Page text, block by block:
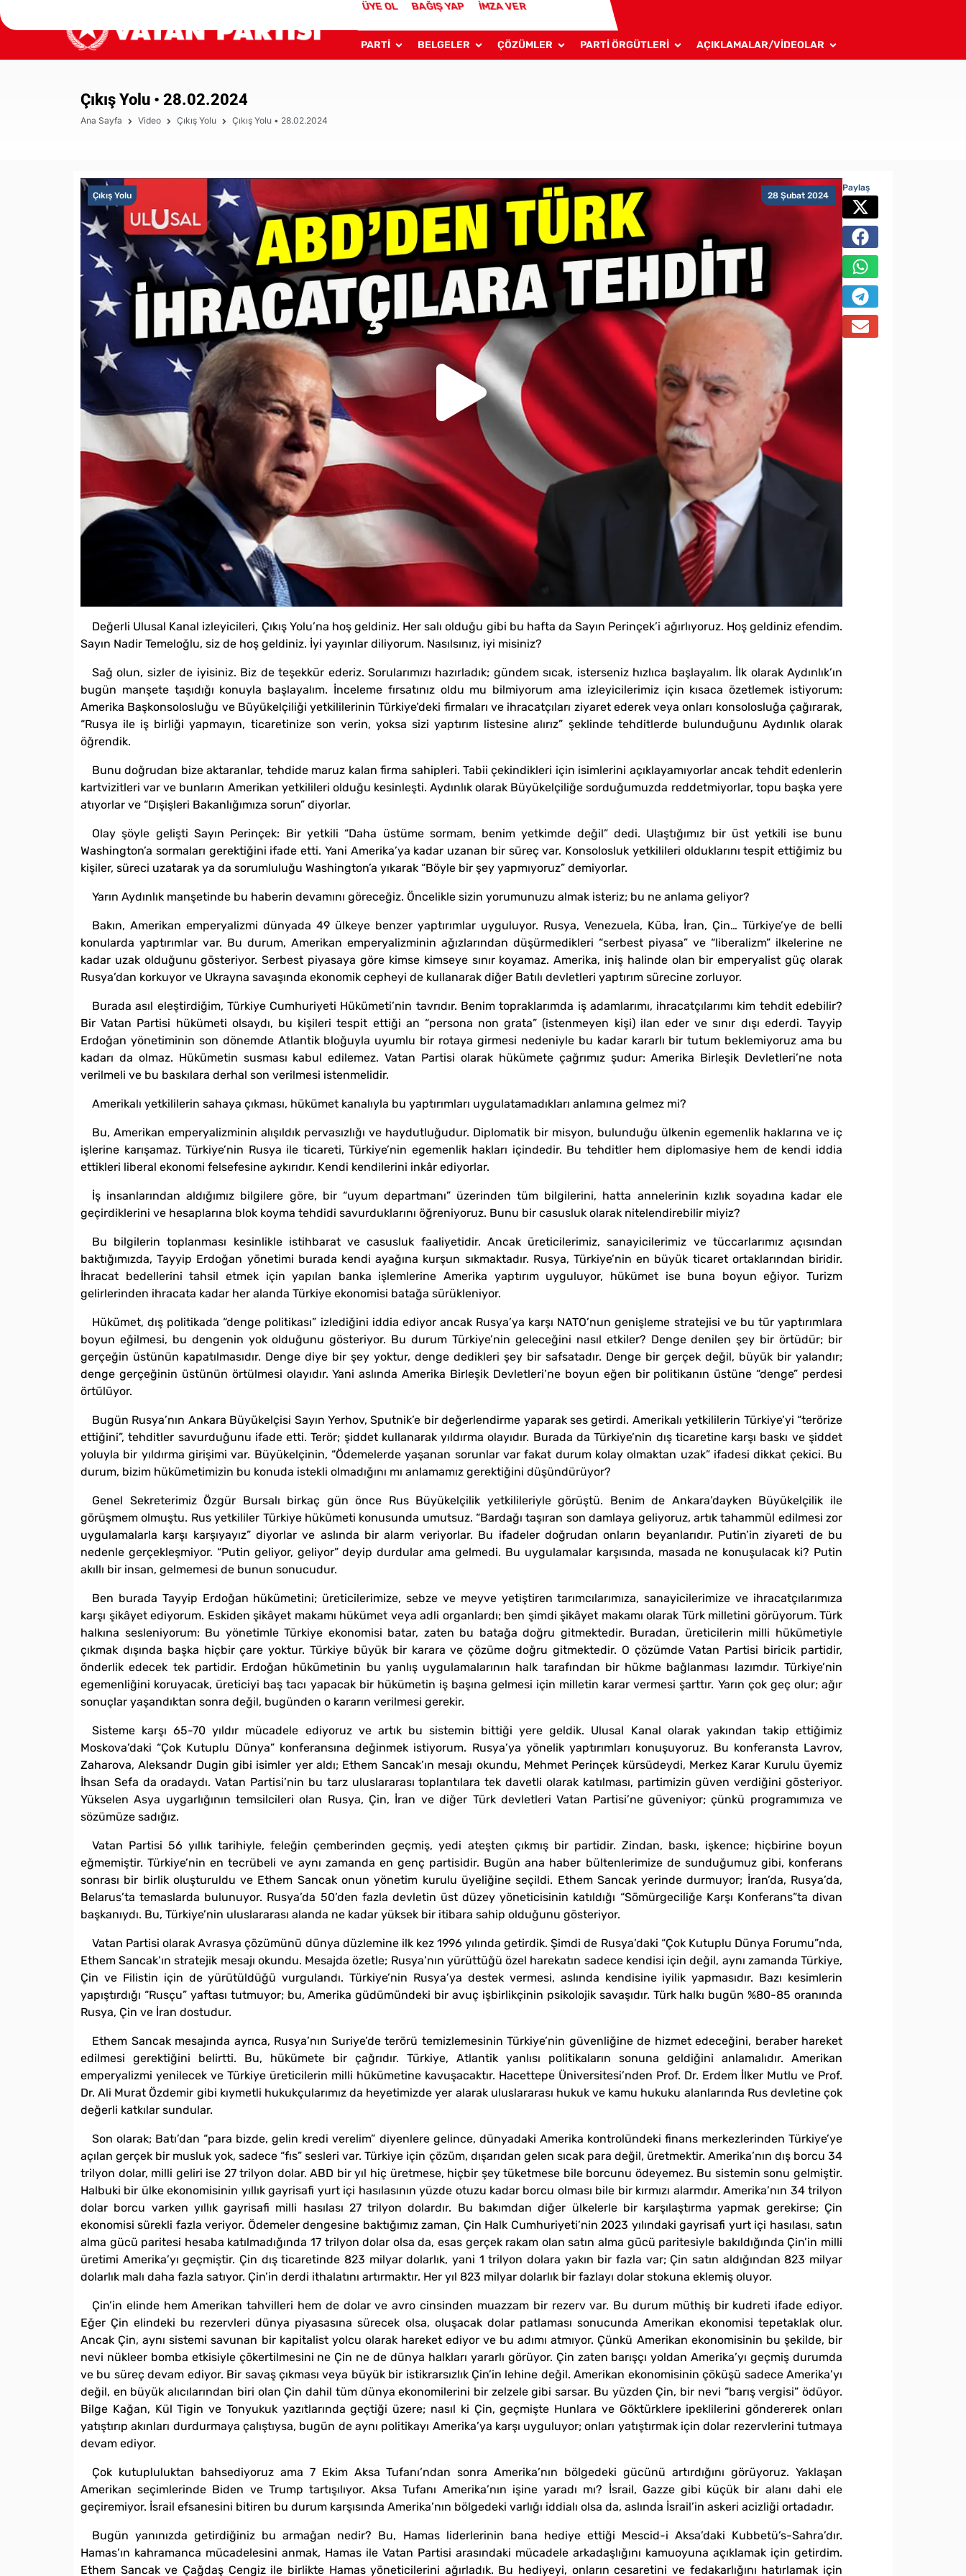
ÜYE OL BAĞIŞ YAP İMZA VER
PARTİ BELGELER ÇÖZÜMLER PARTİ ÖRGÜTLERİ AÇIKLAMALAR/VİDEOLAR
Çıkış Yolu • 28.02.2024
Ana Sayfa Video Çıkış Yolu Çıkış Yolu • 28.02.2024
28 Şubat 2024
Çıkış Yolu
Değerli Ulusal Kanal izleyicileri, Çıkış Yolu’na hoş geldiniz. Her salı olduğu gibi bu hafta da Sayın Perinçek’i ağırlıyoruz. Hoş geldiniz efendim.
Sayın Nadir Temeloğlu, siz de hoş geldiniz. İyi yayınlar diliyorum. Nasılsınız, iyi misiniz?
Sağ olun, sizler de iyisiniz. Biz de teşekkür ederiz. Sorularımızı hazırladık; gündem sıcak, isterseniz hızlıca başlayalım. İlk olarak Aydınlık’ın
bugün manşete taşıdığı konuyla başlayalım. İnceleme fırsatınız oldu mu bilmiyorum ama izleyicilerimiz için kısaca özetlemek istiyorum:
Amerika Başkonsolosluğu ve Büyükelçiliği yetkililerinin Türkiye’deki firmaları ve ihracatçıları ziyaret ederek veya onları konsolosluğa çağırarak,
“Rusya ile iş birliği yapmayın, ticaretinize son verin, yoksa sizi yaptırım listesine alırız” şeklinde tehditlerde bulunduğunu Aydınlık olarak
öğrendik.
Bunu doğrudan bize aktaranlar, tehdide maruz kalan firma sahipleri. Tabii çekindikleri için isimlerini açıklayamıyorlar ancak tehdit edenlerin
kartvizitleri var ve bunların Amerikan yetkilileri olduğu kesinleşti. Aydınlık olarak Büyükelçiliğe sorduğumuzda reddetmiyorlar, topu başka yere
atıyorlar ve “Dışişleri Bakanlığımıza sorun” diyorlar.
Olay şöyle gelişti Sayın Perinçek: Bir yetkili “Daha üstüme sormam, benim yetkimde değil” dedi. Ulaştığımız bir üst yetkili ise bunu
Washington’a sormaları gerektiğini ifade etti. Yani Amerika’ya kadar uzanan bir süreç var. Konsolosluk yetkilileri olduklarını tespit ettiğimiz bu
kişiler, süreci uzatarak ya da sorumluluğu Washington’a yıkarak “Böyle bir şey yapmıyoruz” demiyorlar.
Yarın Aydınlık manşetinde bu haberin devamını göreceğiz. Öncelikle sizin yorumunuzu almak isteriz; bu ne anlama geliyor?
Bakın, Amerikan emperyalizmi dünyada 49 ülkeye benzer yaptırımlar uyguluyor. Rusya, Venezuela, Küba, İran, Çin… Türkiye’ye de belli
konularda yaptırımlar var. Bu durum, Amerikan emperyalizminin ağızlarından düşürmedikleri “serbest piyasa” ve “liberalizm” ilkelerine ne
kadar uzak olduğunu gösteriyor. Serbest piyasaya göre kimse kimseye sınır koyamaz. Amerika, iniş halinde olan bir emperyalist güç olarak
Rusya’dan korkuyor ve Ukrayna savaşında ekonomik cepheyi de kullanarak diğer Batılı devletleri yaptırım sürecine zorluyor.
Burada asıl eleştirdiğim, Türkiye Cumhuriyeti Hükümeti’nin tavrıdır. Benim topraklarımda iş adamlarımı, ihracatçılarımı kim tehdit edebilir?
Bir Vatan Partisi hükümeti olsaydı, bu kişileri tespit ettiği an “persona non grata” (istenmeyen kişi) ilan eder ve sınır dışı ederdi. Tayyip
Erdoğan yönetiminin son dönemde Atlantik bloğuyla uyumlu bir rotaya girmesi nedeniyle bu kadar kararlı bir tutum beklemiyoruz ama bu
kadarı da olmaz. Hükümetin susması kabul edilemez. Vatan Partisi olarak hükümete çağrımız şudur: Amerika Birleşik Devletleri’ne nota
verilmeli ve bu baskılara derhal son verilmesi istenmelidir.
Amerikalı yetkililerin sahaya çıkması, hükümet kanalıyla bu yaptırımları uygulatamadıkları anlamına gelmez mi?
Bu, Amerikan emperyalizminin alışıldık pervasızlığı ve haydutluğudur. Diplomatik bir misyon, bulunduğu ülkenin egemenlik haklarına ve iç
işlerine karışamaz. Türkiye’nin Rusya ile ticareti, Türkiye’nin egemenlik hakları içindedir. Bu tehditler hem diplomasiye hem de kendi iddia
ettikleri liberal ekonomi felsefesine aykırıdır. Kendi kendilerini inkâr ediyorlar.
İş insanlarından aldığımız bilgilere göre, bir “uyum departmanı” üzerinden tüm bilgilerini, hatta annelerinin kızlık soyadına kadar ele
geçirdiklerini ve hesaplarına blok koyma tehdidi savurduklarını öğreniyoruz. Bunu bir casusluk olarak nitelendirebilir miyiz?
Bu bilgilerin toplanması kesinlikle istihbarat ve casusluk faaliyetidir. Ancak üreticilerimiz, sanayicilerimiz ve tüccarlarımız açısından
baktığımızda, Tayyip Erdoğan yönetimi burada kendi ayağına kurşun sıkmaktadır. Rusya, Türkiye’nin en büyük ticaret ortaklarından biridir.
İhracat bedellerini tahsil etmek için yapılan banka işlemlerine Amerika yaptırım uyguluyor, hükümet ise buna boyun eğiyor. Turizm
gelirlerinden ihracata kadar her alanda Türkiye ekonomisi batağa sürükleniyor.
Hükümet, dış politikada “denge politikası” izlediğini iddia ediyor ancak Rusya’ya karşı NATO’nun genişleme stratejisi ve bu tür yaptırımlara
boyun eğilmesi, bu dengenin yok olduğunu gösteriyor. Bu durum Türkiye’nin geleceğini nasıl etkiler? Denge denilen şey bir örtüdür; bir
gerçeğin üstünün kapatılmasıdır. Denge diye bir şey yoktur, denge dedikleri şey bir safsatadır. Denge bir gerçek değil, büyük bir yalandır;
denge gerçeğinin üstünün örtülmesi olayıdır. Yani aslında Amerika Birleşik Devletleri’ne boyun eğen bir politikanın üstüne “denge” perdesi
örtülüyor.
Bugün Rusya’nın Ankara Büyükelçisi Sayın Yerhov, Sputnik’e bir değerlendirme yaparak ses getirdi. Amerikalı yetkililerin Türkiye’yi “terörize
ettiğini”, tehditler savurduğunu ifade etti. Terör; şiddet kullanarak yıldırma olayıdır. Burada da Türkiye’nin dış ticaretine karşı baskı ve şiddet
yoluyla bir yıldırma girişimi var. Büyükelçinin, “Ödemelerde yaşanan sorunlar var fakat durum kolay olmaktan uzak” ifadesi dikkat çekici. Bu
durum, bizim hükümetimizin bu konuda istekli olmadığını mı anlamamız gerektiğini düşündürüyor?
Genel Sekreterimiz Özgür Bursalı birkaç gün önce Rus Büyükelçilik yetkilileriyle görüştü. Benim de Ankara’dayken Büyükelçilik ile
görüşmem olmuştu. Rus yetkililer Türkiye hükümeti konusunda umutsuz. “Bardağı taşıran son damlaya geliyoruz, artık tahammül edilmesi zor
uygulamalarla karşı karşıyayız” diyorlar ve aslında bir alarm veriyorlar. Bu ifadeler doğrudan onların beyanlarıdır. Putin’in ziyareti de bu
nedenle gerçekleşmiyor. “Putin geliyor, geliyor” deyip durdular ama gelmedi. Bu uygulamalar karşısında, masada ne konuşulacak ki? Putin
akıllı bir insan, gelmemesi de bunun sonucudur.
Ben burada Tayyip Erdoğan hükümetini; üreticilerimize, sebze ve meyve yetiştiren tarımcılarımıza, sanayicilerimize ve ihracatçılarımıza
karşı şikâyet ediyorum. Eskiden şikâyet makamı hükümet veya adli organlardı; ben şimdi şikâyet makamı olarak Türk milletini görüyorum. Türk
halkına sesleniyorum: Bu yönetimle Türkiye ekonomisi batar, zaten bu batağa doğru gitmektedir. Buradan, üreticilerin milli hükümetiyle
çıkmak dışında başka hiçbir çare yoktur. Türkiye büyük bir karara ve çözüme doğru gitmektedir. O çözümde Vatan Partisi biricik partidir,
önderlik edecek tek partidir. Erdoğan hükümetinin bu yanlış uygulamalarının halk tarafından bir hükme bağlanması lazımdır. Türkiye’nin
egemenliğini koruyacak, üreticiyi baş tacı yapacak bir hükümetin iş başına gelmesi için milletin karar vermesi şarttır. Yarın çok geç olur; ağır
sonuçlar yaşandıktan sonra değil, bugünden o kararın verilmesi gerekir.
Sisteme karşı 65-70 yıldır mücadele ediyoruz ve artık bu sistemin bittiği yere geldik. Ulusal Kanal olarak yakından takip ettiğimiz
Moskova’daki “Çok Kutuplu Dünya” konferansına değinmek istiyorum. Rusya’ya yönelik yaptırımları konuşuyoruz. Bu konferansta Lavrov,
Zaharova, Aleksandr Dugin gibi isimler yer aldı; Ethem Sancak’ın mesajı okundu, Mehmet Perinçek kürsüdeydi, Merkez Karar Kurulu üyemiz
İhsan Sefa da oradaydı. Vatan Partisi’nin bu tarz uluslararası toplantılara tek davetli olarak katılması, partimizin güven verdiğini gösteriyor.
Yükselen Asya uygarlığının temsilcileri olan Rusya, Çin, İran ve diğer Türk devletleri Vatan Partisi’ne güveniyor; çünkü programımıza ve
sözümüze sadığız.
Vatan Partisi 56 yıllık tarihiyle, feleğin çemberinden geçmiş, yedi ateşten çıkmış bir partidir. Zindan, baskı, işkence; hiçbirine boyun
eğmemiştir. Türkiye’nin en tecrübeli ve aynı zamanda en genç partisidir. Bugün ana haber bültenlerimize de sunduğumuz gibi, konferans
sonrası bir birlik oluşturuldu ve Ethem Sancak onun yönetim kurulu üyeliğine seçildi. Ethem Sancak yerinde durmuyor; İran’da, Rusya’da,
Belarus’ta temaslarda bulunuyor. Rusya’da 50’den fazla devletin üst düzey yöneticisinin katıldığı “Sömürgeciliğe Karşı Konferans”ta divan
başkanıydı. Bu, Türkiye’nin uluslararası alanda ne kadar yüksek bir itibara sahip olduğunu gösteriyor.
Vatan Partisi olarak Avrasya çözümünü dünya düzlemine ilk kez 1996 yılında getirdik. Şimdi de Rusya’daki “Çok Kutuplu Dünya Forumu”nda,
Ethem Sancak’ın stratejik mesajı okundu. Mesajda özetle; Rusya’nın yürüttüğü özel harekatın sadece kendisi için değil, aynı zamanda Türkiye,
Çin ve Filistin için de yürütüldüğü vurgulandı. Türkiye’nin Rusya’ya destek vermesi, aslında kendisine iyilik yapmasıdır. Bazı kesimlerin
yapıştırdığı “Rusçu” yaftası tutmuyor; bu, Amerika güdümündeki bir avuç işbirlikçinin psikolojik savaşıdır. Türk halkı bugün %80-85 oranında
Rusya, Çin ve İran dostudur.
Ethem Sancak mesajında ayrıca, Rusya’nın Suriye’de terörü temizlemesinin Türkiye’nin güvenliğine de hizmet edeceğini, beraber hareket
edilmesi gerektiğini belirtti. Bu, hükümete bir çağrıdır. Türkiye, Atlantik yanlısı politikaların sonuna geldiğini anlamalıdır. Amerikan
emperyalizmi yenilecek ve Türkiye üreticilerin milli hükümetine kavuşacaktır. Hacettepe Üniversitesi’nden Prof. Dr. Erdem İlker Mutlu ve Prof.
Dr. Ali Murat Özdemir gibi kıymetli hukukçularımız da heyetimizde yer alarak uluslararası hukuk ve kamu hukuku alanlarında Rus devletine çok
değerli katkılar sundular.
Son olarak; Batı’dan “para bizde, gelin kredi verelim” diyenlere gelince, dünyadaki Amerika kontrolündeki finans merkezlerinden Türkiye’ye
açılan gerçek bir musluk yok, sadece “fıs” sesleri var. Türkiye için çözüm, dışarıdan gelen sıcak para değil, üretmektir. Amerika’nın dış borcu 34
trilyon dolar, milli geliri ise 27 trilyon dolar. ABD bir yıl hiç üretmese, hiçbir şey tüketmese bile borcunu ödeyemez. Bu sistemin sonu gelmiştir.
Halbuki bir ülke ekonomisinin yıllık gayrisafi yurt içi hasılasının yüzde otuzu kadar borcu olması bile bir kırmızı alarmdır. Amerika’nın 34 trilyon
dolar borcu varken yıllık gayrisafi milli hasılası 27 trilyon dolardır. Bu bakımdan diğer ülkelerle bir karşılaştırma yapmak gerekirse; Çin
ekonomisi sürekli fazla veriyor. Ödemeler dengesine baktığımız zaman, Çin Halk Cumhuriyeti’nin 2023 yılındaki gayrisafi yurt içi hasılası, satın
alma gücü paritesi hesaba katılmadığında 17 trilyon dolar olsa da, esas gerçek rakam olan satın alma gücü paritesiyle bakıldığında Çin’in milli
üretimi Amerika’yı geçmiştir. Çin dış ticaretinde 823 milyar dolarlık, yani 1 trilyon dolara yakın bir fazla var; Çin satın aldığından 823 milyar
dolarlık malı daha fazla satıyor. Çin’in derdi ithalatını artırmaktır. Her yıl 823 milyar dolarlık bir fazlayı dolar stokuna eklemiş oluyor.
Çin’in elinde hem Amerikan tahvilleri hem de dolar ve avro cinsinden muazzam bir rezerv var. Bu durum müthiş bir kudreti ifade ediyor.
Eğer Çin elindeki bu rezervleri dünya piyasasına sürecek olsa, oluşacak dolar patlaması sonucunda Amerikan ekonomisi tepetaklak olur.
Ancak Çin, aynı sistemi savunan bir kapitalist yolcu olarak hareket ediyor ve bu adımı atmıyor. Çünkü Amerikan ekonomisinin bu şekilde, bir
nevi nükleer bomba etkisiyle çökertilmesini ne Çin ne de dünya halkları yararlı görüyor. Çin zaten barışçı yoldan Amerika’yı geçmiş durumda
ve bu süreç devam ediyor. Bir savaş çıkması veya büyük bir istikrarsızlık Çin’in lehine değil. Amerikan ekonomisinin çöküşü sadece Amerika’yı
değil, en büyük alıcılarından biri olan Çin dahil tüm dünya ekonomilerini bir zelzele gibi sarsar. Bu yüzden Çin, bir nevi “barış vergisi” ödüyor.
Bilge Kağan, Kül Tigin ve Tonyukuk yazıtlarında geçtiği üzere; nasıl ki Çin, geçmişte Hunlara ve Göktürklere ipeklilerini göndererek onları
yatıştırıp akınları durdurmaya çalıştıysa, bugün de aynı politikayı Amerika’ya karşı uyguluyor; onları yatıştırmak için dolar rezervlerini tutmaya
devam ediyor.
Çok kutupluluktan bahsediyoruz ama 7 Ekim Aksa Tufanı’ndan sonra Amerika’nın bölgedeki gücünü artırdığını görüyoruz. Yaklaşan
Amerikan seçimlerinde Biden ve Trump tartışılıyor. Aksa Tufanı Amerika’nın işine yaradı mı? İsrail, Gazze gibi küçük bir alanı dahi ele
geçiremiyor. İsrail efsanesini bitiren bu durum karşısında Amerika’nın bölgedeki varlığı iddialı olsa da, aslında İsrail’in askeri acizliği ortadadır.
Bugün yanınızda getirdiğiniz bu armağan nedir? Bu, Hamas liderlerinin bana hediye ettiği Mescid-i Aksa’daki Kubbetü’s-Sahra’dır.
Hamas’ın kahramanca mücadelesini anmak, Hamas ile Vatan Partisi arasındaki mücadele arkadaşlığını kamuoyuna açıklamak için getirdim.
Ethem Sancak ve Çağdaş Cengiz ile birlikte Hamas yöneticilerini ağırladık. Bu hediyeyi, onların cesaretini ve fedakarlığını hatırlamak için
Paylaş